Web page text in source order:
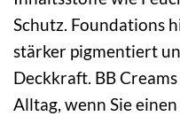
Schutz. Foundations
stärker pigmentiert
Deckkraft. BB
Alltag, wenn Sie